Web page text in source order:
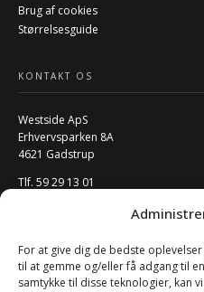
For at give dig de bedste
til at gemme og/eller få adgang til
samtykke til disse teknologier, kan
Brug af cookies
Størrelsesguide
KONTAKT OS
Westside ApS
Erhvervsparken 8A
4621 Gadstrup
Tlf. 59 29 13 01
FØLG OS PÅ